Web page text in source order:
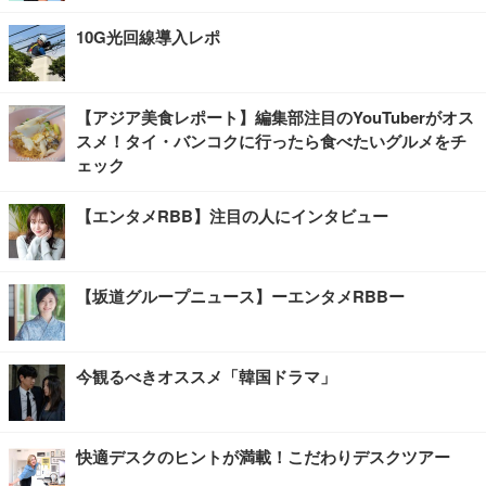
10G光回線導入レポ
【アジア美食レポート】編集部注目のYouTuberがオス
スメ！タイ・バンコクに行ったら食べたいグルメをチ
ェック
【エンタメRBB】注目の人にインタビュー
【坂道グループニュース】ーエンタメRBBー
今観るべきオススメ「韓国ドラマ」
快適デスクのヒントが満載！こだわりデスクツアー